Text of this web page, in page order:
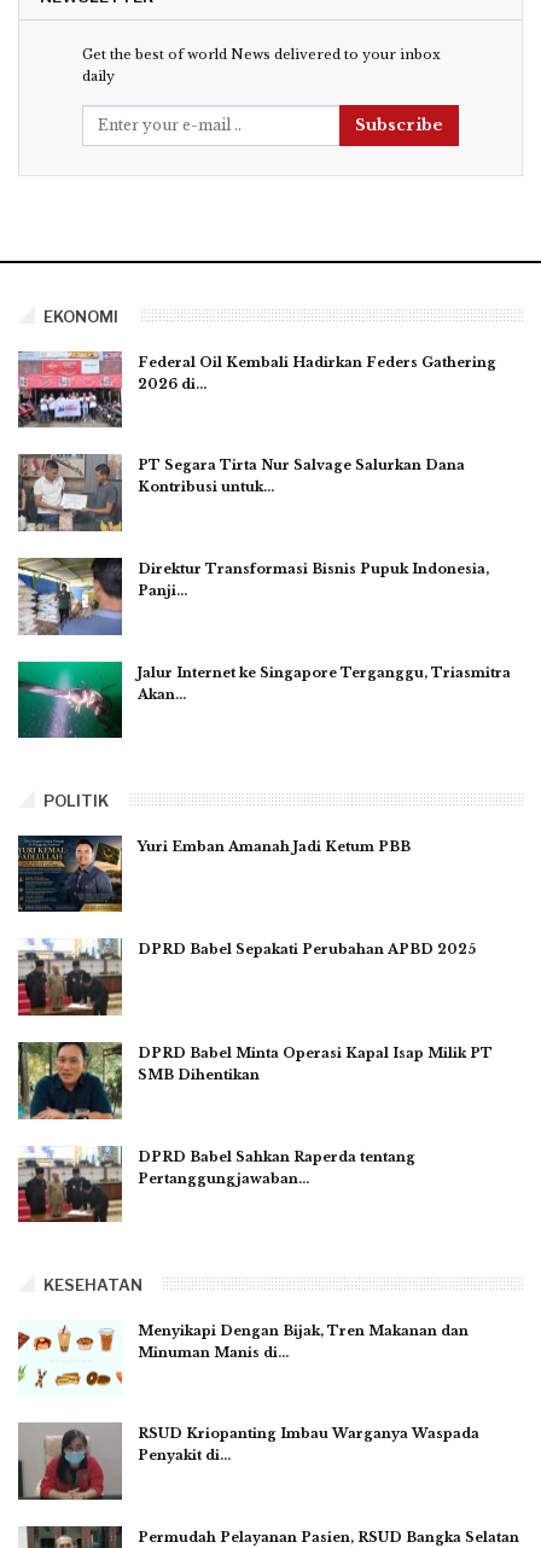
Get the best of world News delivered to your inbox
daily
Subscribe
EKONOMI
Federal Oil Kembali Hadirkan Feders Gathering
2026 di…
PT Segara Tirta Nur Salvage Salurkan Dana
Kontribusi untuk…
Direktur Transformasi Bisnis Pupuk Indonesia,
Panji…
Jalur Internet ke Singapore Terganggu, Triasmitra
Akan…
POLITIK
Yuri Emban Amanah Jadi Ketum PBB
DPRD Babel Sepakati Perubahan APBD 2025
DPRD Babel Minta Operasi Kapal Isap Milik PT
SMB Dihentikan
DPRD Babel Sahkan Raperda tentang
Pertanggungjawaban…
KESEHATAN
Menyikapi Dengan Bijak, Tren Makanan dan
Minuman Manis di…
RSUD Kriopanting Imbau Warganya Waspada
Penyakit di…
Permudah Pelayanan Pasien, RSUD Bangka Selatan